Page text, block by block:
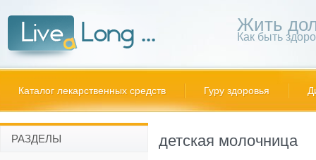
Жить
Как быть
Каталог лекарственных средств Гуру здоровья
детская молочница
РАЗДЕЛЫ